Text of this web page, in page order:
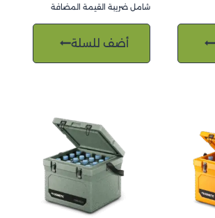
شامل ضريبة القيمة المضافة
أضف للسلة